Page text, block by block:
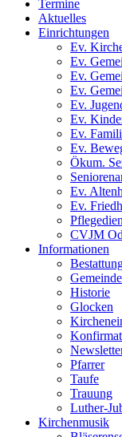
Termine
Aktuelles
Einrichtungen
Ev.
Ev.
Ev.
Ev.
Ev.
Ev.
Ev.
Ev.
Ökum.
Ev.
Ev.
CVJM
Informationen
Historie
Glocken
Pfarrer
Taufe
Trauung
Luther-
Kirchenmusik